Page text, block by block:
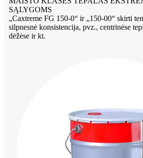
SĄLYGOMS
„Caxtreme FG 150-0“ ir „150-00“ skirti
silpnesnė konsistencija, pvz., centrinėse
dėžėse ir kt.